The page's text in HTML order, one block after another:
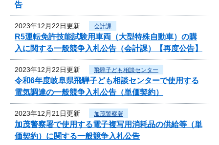
告
2023年12月22日更新 会計課
R5運転免許技能試験用車両（大型特殊自動車）の購
入に関する一般競争入札公告（会計課）【再度公告】
2023年12月22日更新 飛騨子ども相談センター
令和6年度岐阜県飛騨子ども相談センターで使用する
電気調達の一般競争入札公告（単価契約）
2023年12月21日更新 加茂警察署
加茂警察署で使用する電子複写用消耗品の供給等（単
価契約）に関する一般競争入札公告